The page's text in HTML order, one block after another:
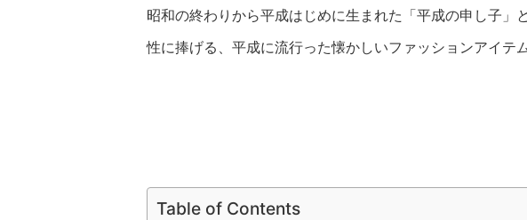
昭和の終わりから平成はじめに生まれた「平成の申し子」
性に捧げる、平成に流行った懐かしいファッションアイテ
Table of Contents